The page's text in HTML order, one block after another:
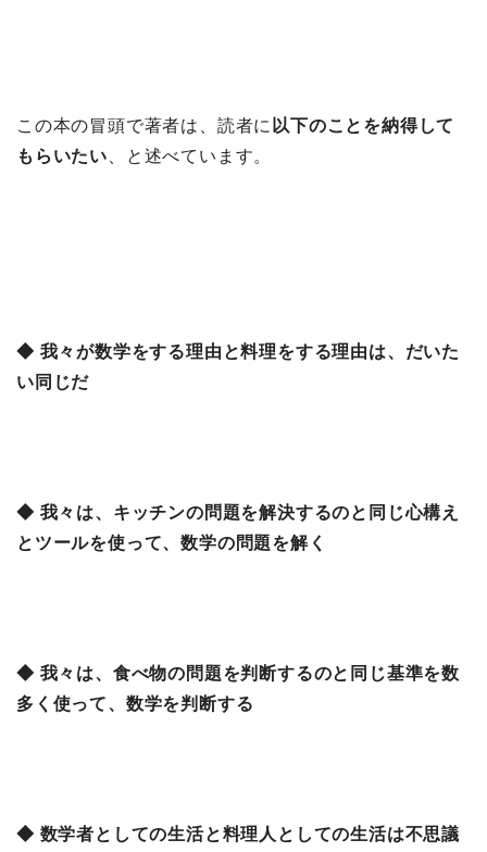
この本の冒頭で著者は、読者に 以下のことを納得して
もらいたい 、と述べています。
◆ 我々が数学をする理由と料理をする理由は、だいた
い同じだ
◆ 我々は、キッチンの問題を解決するのと同じ心構え
とツールを使って、数学の問題を解く
◆ 我々は、食べ物の問題を判断するのと同じ基準を数
多く使って、数学を判断する
◆ 数学者としての生活と料理人としての生活は不思議